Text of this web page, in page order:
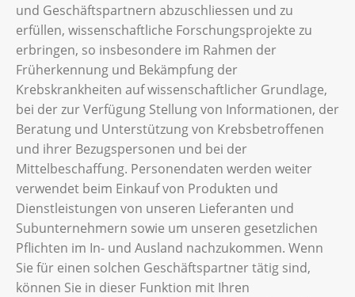
und Geschäftspartnern abzuschliessen und zu
erfüllen, wissenschaftliche Forschungsprojekte zu
erbringen, so insbesondere im Rahmen der
Früherkennung und Bekämpfung der
Krebskrankheiten auf wissenschaftlicher Grundlage,
bei der zur Verfügung Stellung von Informationen, der
Beratung und Unterstützung von Krebsbetroffenen
und ihrer Bezugspersonen und bei der
Mittelbeschaffung. Personendaten werden weiter
verwendet beim Einkauf von Produkten und
Dienstleistungen von unseren Lieferanten und
Subunternehmern sowie um unseren gesetzlichen
Pflichten im In- und Ausland nachzukommen. Wenn
Sie für einen solchen Geschäftspartner tätig sind,
können Sie in dieser Funktion mit Ihren